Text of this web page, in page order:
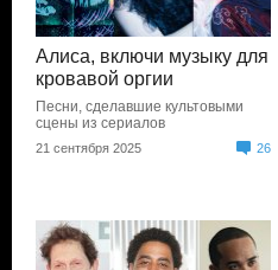
Алиса, включи музыку для
кровавой оргии
Песни, сделавшие культовыми
сцены из сериалов
21 сентября 2025 26